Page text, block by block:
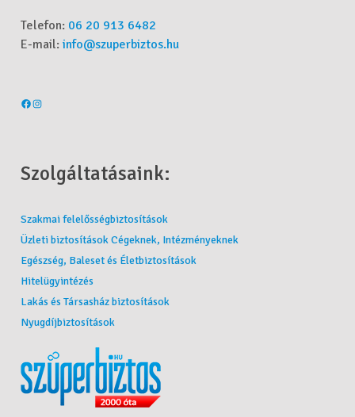
Telefon: 06 20 913 6482
E-mail:info@szuperbiztos.hu
Szolgáltatásaink:
Szakmai felelősségbiztosítások
Üzleti biztosítások Cégeknek, Intézményeknek
Egészség, Baleset és Életbiztosítások
Hitelügyintézés
Lakás és Társasház biztosítások
Nyugdíjbiztosítások